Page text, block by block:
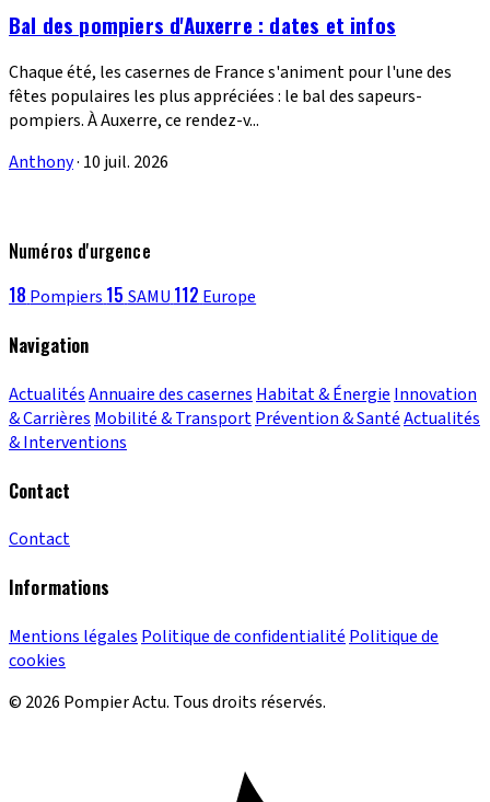
Bal des pompiers d'Auxerre : dates et infos
Chaque été, les casernes de France s'animent pour l'une des
fêtes populaires les plus appréciées : le bal des sapeurs-
pompiers. À Auxerre, ce rendez-v...
Anthony· 10 juil. 2026
Numéros d'urgence
18 Pompiers 15 SAMU 112 Europe
Navigation
ActualitésAnnuaire des casernes Habitat & Énergie Innovation
& Carrières Mobilité & TransportPrévention & SantéActualités
& Interventions
Contact
Contact
Informations
Mentions légales Politique de confidentialité Politique de
cookies
© 2026 Pompier Actu. Tous droits réservés.